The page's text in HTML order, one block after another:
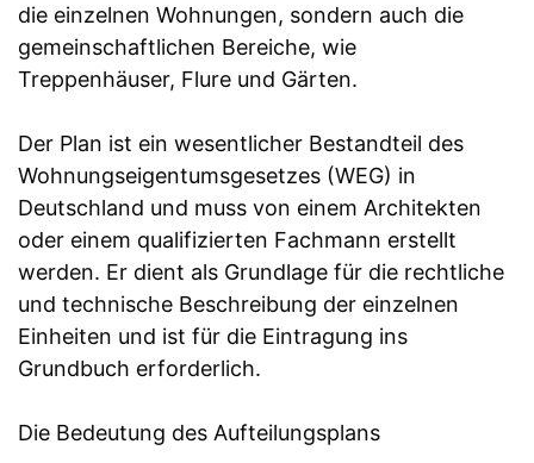
die einzelnen Wohnungen, sondern auch die
gemeinschaftlichen Bereiche, wie
Treppenhäuser, Flure und Gärten.
Der Plan ist ein wesentlicher Bestandteil des
Wohnungseigentumsgesetzes (WEG) in
Deutschland und muss von einem Architekten
oder einem qualifizierten Fachmann erstellt
werden. Er dient als Grundlage für die rechtliche
und technische Beschreibung der einzelnen
Einheiten und ist für die Eintragung ins
Grundbuch erforderlich.
Die Bedeutung des Aufteilungsplans